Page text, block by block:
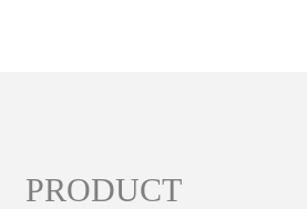
PRODUCT